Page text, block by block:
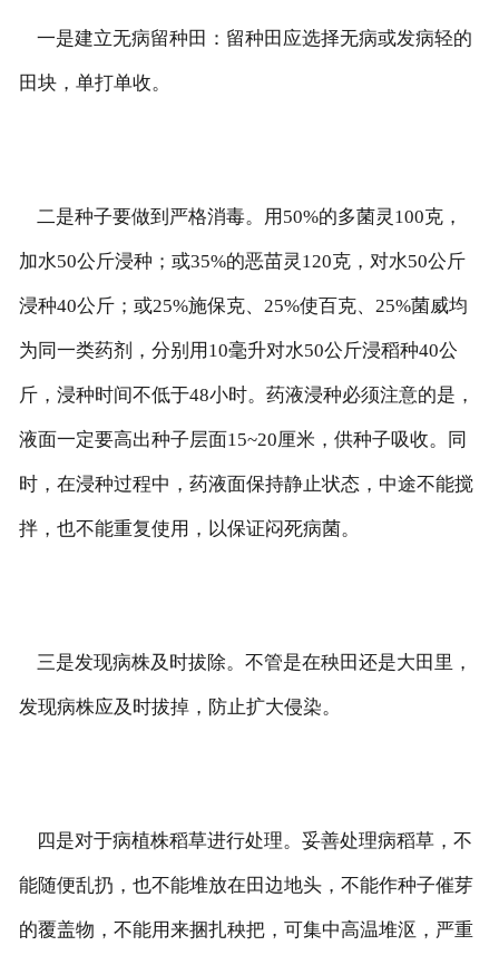
一是建立无病留种田：留种田应选择无病或发病轻的
田块，单打单收。
二是种子要做到严格消毒。用50%的多菌灵100克，
加水50公斤浸种；或35%的恶苗灵120克，对水50公斤
浸种40公斤；或25%施保克、25%使百克、25%菌威均
为同一类药剂，分别用10毫升对水50公斤浸稻种40公
斤，浸种时间不低于48小时。药液浸种必须注意的是，
液面一定要高出种子层面15~20厘米，供种子吸收。同
时，在浸种过程中，药液面保持静止状态，中途不能搅
拌，也不能重复使用，以保证闷死病菌。
三是发现病株及时拔除。不管是在秧田还是大田里，
发现病株应及时拔掉，防止扩大侵染。
四是对于病植株稻草进行处理。妥善处理病稻草，不
能随便乱扔，也不能堆放在田边地头，不能作种子催芽
的覆盖物，不能用来捆扎秧把，可集中高温堆沤，严重